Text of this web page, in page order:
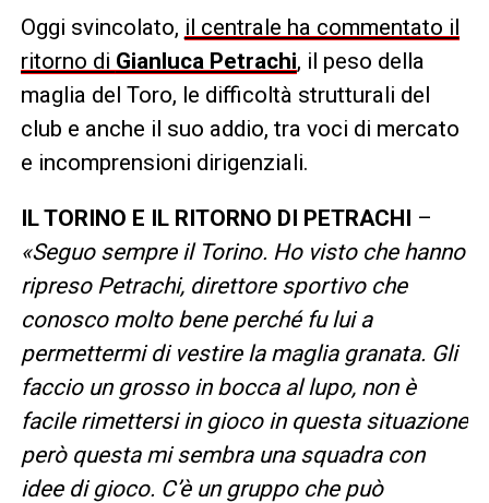
Oggi svincolato, il centrale ha commentato il
ritorno di Gianluca Petrachi, il peso della
maglia del Toro, le difficoltà strutturali del
club e anche il suo addio, tra voci di mercato
e incomprensioni dirigenziali.
IL TORINO E IL RITORNO DI PETRACHI –
«Seguo sempre il Torino. Ho visto che hanno
ripreso Petrachi, direttore sportivo che
conosco molto bene perché fu lui a
permettermi di vestire la maglia granata. Gli
faccio un grosso in bocca al lupo, non è
facile rimettersi in gioco in questa situazione
però questa mi sembra una squadra con
idee di gioco. C’è un gruppo che può